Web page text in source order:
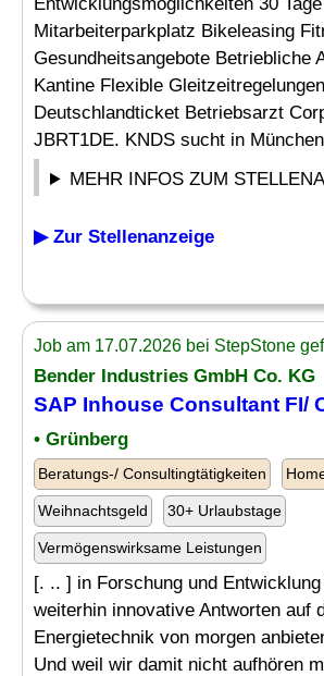
Mitarbeiterparkplatz Bikeleasing
Gesundheitsangebote Betriebliche
Kantine Flexible
Deutschlandticket Betriebsarzt
JBRT1DE. KNDS sucht in
MEHR INFOS ZUM
▶ Zur Stellenanzeige
Job am 17.07.2026 bei StepStone
Bender Industries GmbH Co. KG
SAP Inhouse Consultant FI/
• Grünberg
Beratungs-/ Consultingtätigkeiten
Weihnachtsgeld 30+ Urlaubstage
Vermögenswirksame Leistungen
[. .. ] in Forschung und
weiterhin innovative Antworten auf
Energietechnik von morgen
Und weil wir damit nicht aufhören